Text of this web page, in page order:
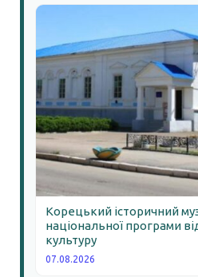
Корецький історичний
національної програми
культуру
07.08.2026